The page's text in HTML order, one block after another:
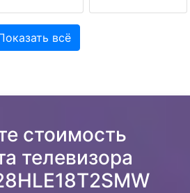
всё
стоимость
телевизора